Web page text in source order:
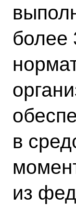
более
в
из